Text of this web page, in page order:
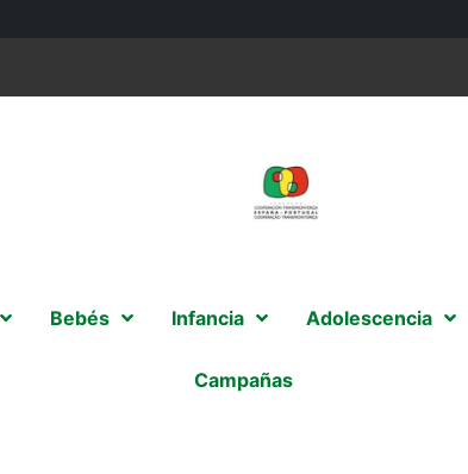
Bebés Infancia Adolescencia
Campañas